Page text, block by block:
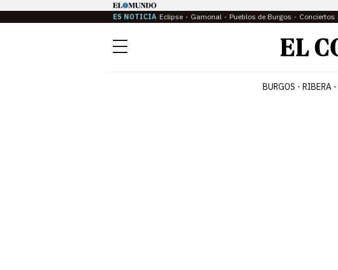
ES NOTICIA Eclipse Gamonal Pueblos de Burgos Conciertos
Menú
BURGOS RIBERA